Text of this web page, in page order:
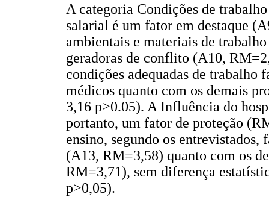
A categoria Condições de
salarial é um fator em destaque
ambientais e materiais de
geradoras de conflito (A10,
condições adequadas de trabalho
médicos quanto com os demais
3,16 p>0.05). A Influência do
portanto, um fator de proteção
ensino, segundo os
(A13, RM=3,58) quanto com os
RM=3,71), sem diferença
p>0,05).